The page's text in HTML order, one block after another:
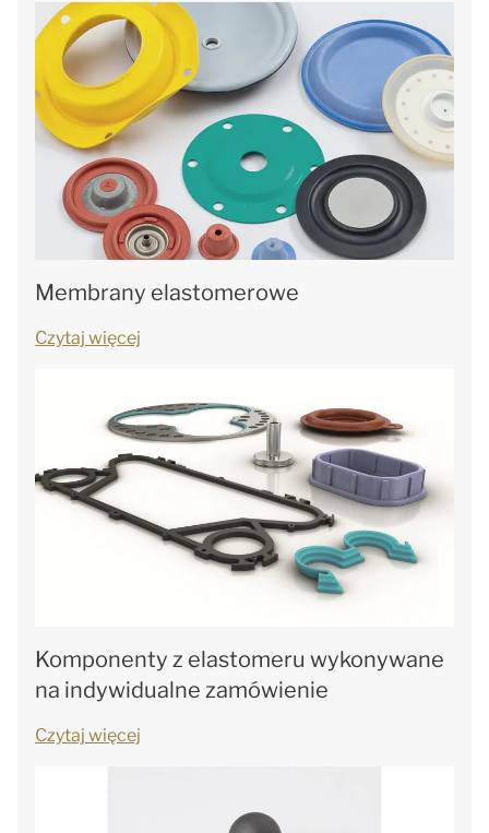
Membrany elastomerowe
Czytaj więcej
Komponenty z elastomeru wykonywane
na indywidualne zamówienie
Czytaj więcej